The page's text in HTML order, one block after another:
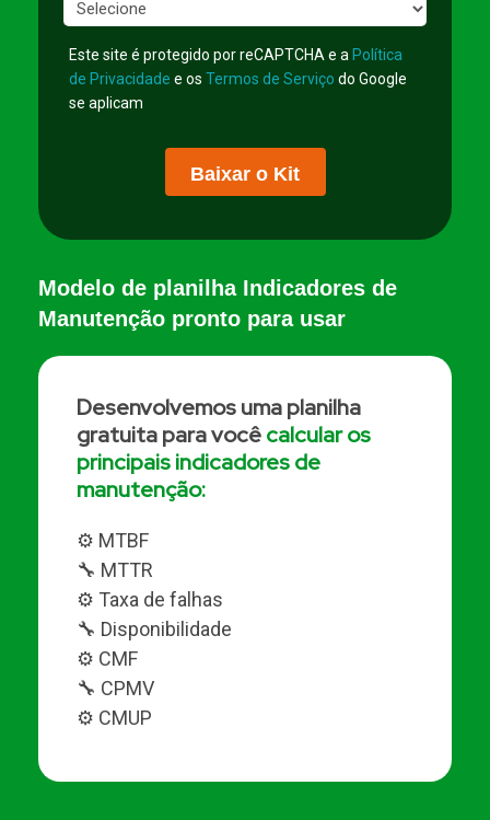
Modelo de planilha Indicadores de
Manutenção pronto para usar
Desenvolvemos uma planilha
gratuita para vocêcalcular os
principais indicadores de
manutenção:
⚙️ MTBF
🔧 MTTR
⚙️ Taxa de falhas
🔧 Disponibilidade
⚙️ CMF
🔧 CPMV
⚙️ CMUP
Este site é protegido por reCAPTCHA e a Política
de Privacidade e os Termos de Serviço do Google
se aplicam
Baixar o Kit